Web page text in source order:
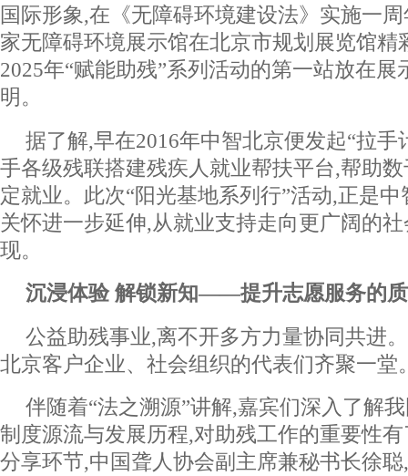
国际形象,在《无障碍环境建设法》实施一
家无障碍环境展示馆在北京市规划展览馆精
2025年“赋能助残”系列活动的第一站放在展
明。
据了解,早在2016年中智北京便发起“拉手
手各级残联搭建残疾人就业帮扶平台,帮助
定就业。此次“阳光基地系列行”活动,正是
关怀进一步延伸,从就业支持走向更广阔的
现。
沉浸体验 解锁新知——提升志愿服务的质
公益助残事业,离不开多方力量协同共进
北京客户企业、社会组织的代表们齐聚一堂
伴随着“法之溯源”讲解,嘉宾们深入了解
制度源流与发展历程,对助残工作的重要性
分享环节,中国聋人协会副主席兼秘书长徐